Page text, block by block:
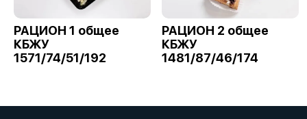
РАЦИОН 1 общее
КБЖУ
1571/74/51/192
РАЦИОН 2 общее
КБЖУ
1481/87/46/174